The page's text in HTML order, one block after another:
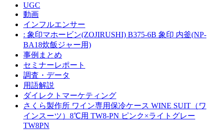
UGC
動画
インフルエンサー
: 象印マホービン(ZOJIRUSHI) B375-6B 象印 内釜(NP-
BA18炊飯ジャー用)
事例まとめ
セミナーレポート
調査・データ
用語解説
ダイレクトマーケティング
さくら製作所 ワイン専用保冷ケース WINE SUIT（ワ
インスーツ）8℃用 TW8-PN ピンク×ライトグレー
TW8PN